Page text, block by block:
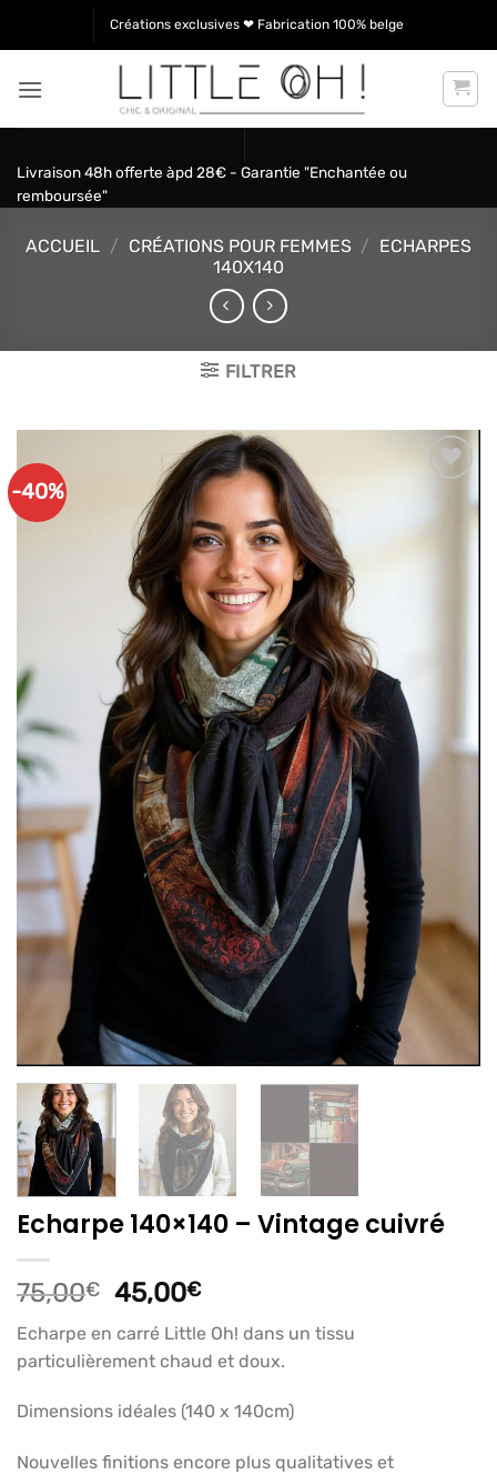
Créations exclusives ❤ Fabrication 100% belge
Livraison 48h offerte àpd 28€ - Garantie "Enchantée ou
remboursée"
ACCUEIL / CRÉATIONS POUR FEMMES / ECHARPES
140X140
FILTRER
-40%
Echarpe 140×140 – Vintage cuivré
75,00€ Le
initial
était :
75,00€.
45,00€Le
actuel
est :
45,00€.
Echarpe en carré Little Oh! dans un tissu
particulièrement chaud et doux.
Dimensions idéales (140 x 140cm)
Nouvelles finitions encore plus qualitatives et